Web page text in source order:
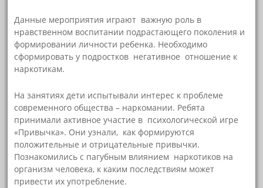
Данные мероприятия играют важную роль в
нравственном воспитании подрастающего поколения и
формировании личности ребенка. Необходимо
сформировать у подростков негативное отношение к
наркотикам.
На занятиях дети испытывали интерес к проблеме
современного общества – наркомании. Ребята
принимали активное участие в психологической игре
«Привычка». Они узнали, как формируются
положительные и отрицательные привычки.
Познакомились с пагубным влиянием наркотиков на
организм человека, к каким последствиям может
привести их употребление.